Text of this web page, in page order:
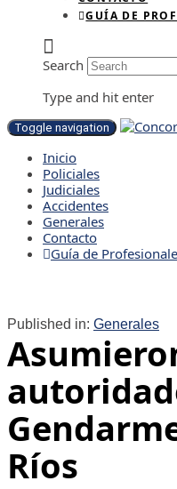
GUÍA DE
Search
Type and hit enter
Toggle navigation
Inicio
Policiales
Judiciales
Accidentes
Generales
Contacto
Guía de
Published in: Generales
Ríos